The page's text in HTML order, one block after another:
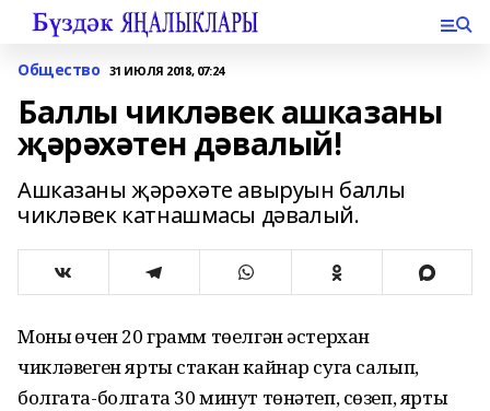
Общество 31 ИЮЛЯ 2018, 07:24
Баллы чикләвек ашказаны
җәрәхәтен дәвалый!
Ашказаны җәрәхәте авыруын баллы
чикләвек катнашмасы дәвалый.
Моның өчен 20 грамм төелгән әстерхан
чикләвеген ярты стакан кайнар суга салып,
болгата-болгата 30 минут төнәтеп, сөзеп, ярты